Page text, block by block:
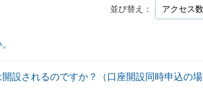
並び替え：
設されるのですか？（口座開設同時申込の場